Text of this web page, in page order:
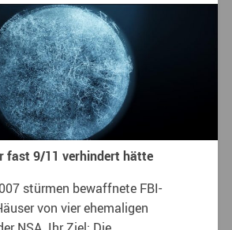
fast 9/11 verhindert hätte
stürmen bewaffnete FBI-
von vier ehemaligen